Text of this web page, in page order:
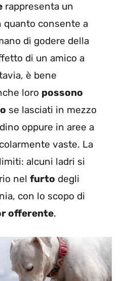
rappresenta un
quanto consente a
di godere della
di un amico a
è bene
loro possono
se lasciati in mezzo
oppure in aree a
vaste. La
alcuni ladri si
nel furto degli
con lo scopo di
offerente.